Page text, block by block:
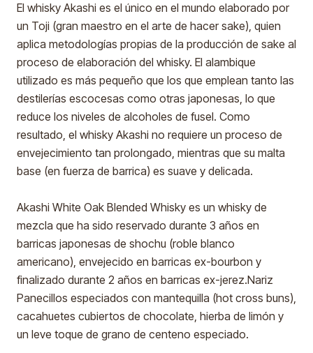
El whisky Akashi es el único en el mundo elaborado por
un Toji (gran maestro en el arte de hacer sake), quien
aplica metodologías propias de la producción de sake al
proceso de elaboración del whisky. El alambique
utilizado es más pequeño que los que emplean tanto las
destilerías escocesas como otras japonesas, lo que
reduce los niveles de alcoholes de fusel. Como
resultado, el whisky Akashi no requiere un proceso de
envejecimiento tan prolongado, mientras que su malta
base (en fuerza de barrica) es suave y delicada.
Akashi White Oak Blended Whisky es un whisky de
mezcla que ha sido reservado durante 3 años en
barricas japonesas de shochu (roble blanco
americano), envejecido en barricas ex-bourbon y
finalizado durante 2 años en barricas ex-jerez.Nariz
Panecillos especiados con mantequilla (hot cross buns),
cacahuetes cubiertos de chocolate, hierba de limón y
un leve toque de grano de centeno especiado.